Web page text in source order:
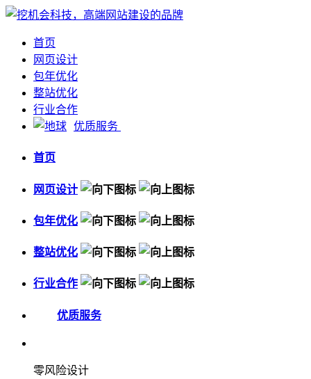
首页
网页设计
包年优化
整站优化
行业合作
优质服务
首页
网页设计
包年优化
整站优化
行业合作
优质服务
零风险设计